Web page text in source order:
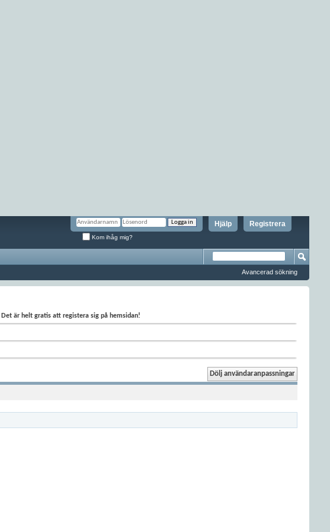
Registrera
Hjälp
Kom ihåg mig?
Avancerad sökning
Det är helt gratis att registera sig på hemsidan!